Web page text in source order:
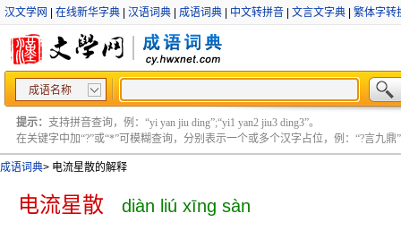
汉文学网 在线新华字典 汉语词典 成语词典 中文转拼音 文言文字典 繁体字转
成语名称
提示： 支持拼音查询，例：“yi yan jiu ding”;“yi1 yan2 jiu3 ding3”。
在关键字中加“?”或“*”可模糊查询，分别表示一个或多个汉字占位，例：“?言九鼎”
成语词典> 电流星散的解释
电流星散 diàn liú xīng sàn